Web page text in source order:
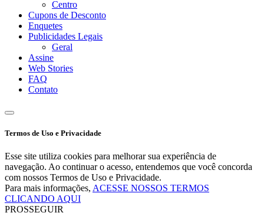
Centro
Cupons de Desconto
Enquetes
Publicidades Legais
Geral
Assine
Web Stories
FAQ
Contato
Termos de Uso e Privacidade
Esse site utiliza cookies para melhorar sua experiência de
navegação. Ao continuar o acesso, entendemos que você concorda
com nossos Termos de Uso e Privacidade.
Para mais informações, ACESSE NOSSOS TERMOS
CLICANDO AQUI
PROSSEGUIR